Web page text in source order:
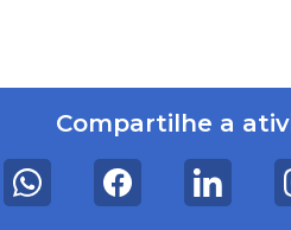
Compartilhe a